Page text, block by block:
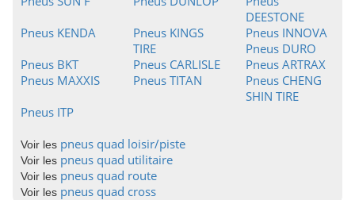
DEESTONE
Pneus KENDA
Pneus KINGS
TIRE
Pneus INNOVA
Pneus DURO
Pneus BKT
Pneus CARLISLE
Pneus ARTRAX
Pneus MAXXIS
Pneus TITAN
Pneus CHENG
SHIN TIRE
Pneus ITP
Voir les pneus quad loisir/piste
Voir les pneus quad utilitaire
Voir les pneus quad route
Voir les pneus quad cross